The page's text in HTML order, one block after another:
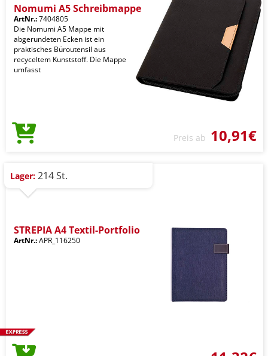
Nomumi A5 Schreibmappe
ArtNr.:7404805
Die Nomumi A5 Mappe mit
abgerundeten Ecken ist ein
praktisches Büroutensil aus
recyceltem Kunststoff. Die Mappe
umfasst
Preis ab 10,91€
Lager: 214 St.
STREPIA A4 Textil-Portfolio
ArtNr.:APR_116250